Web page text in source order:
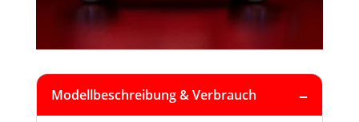
Modellbeschreibung & Verbrauch